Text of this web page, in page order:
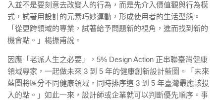
入並不是要刻意去改變人的行為，而是先介入價值觀與行為模
式，試著用設計的元素巧妙運動，形成使用者的生活型態。
「從更跨領域的專業，試著給予問題新的視角，進而找到新的
機會點。」楊振甫說。
因應「老派人生之必要」，5% Design Action 正串聯臺灣健康
領域專家，一起做未來 3 到 5 年的健康創新設計藍圖。「未來
藍圖將區分不同健康領域，同時排序這 3 到 5 年臺灣最應該投
入的點。」如此一來，設計師或企業就可以判斷優先順序。事